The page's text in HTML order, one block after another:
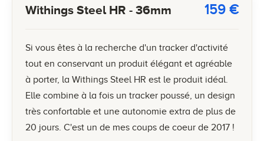
Withings Steel HR - 36mm 159 €
Si vous êtes à la recherche d'un tracker d'activité
tout en conservant un produit élégant et agréable
à porter, la Withings Steel HR est le produit idéal.
Elle combine à la fois un tracker poussé, un design
très confortable et une autonomie extra de plus de
20 jours. C'est un de mes coups de coeur de 2017 !